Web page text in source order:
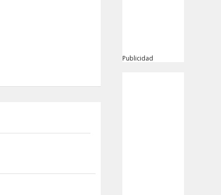
Publicidad